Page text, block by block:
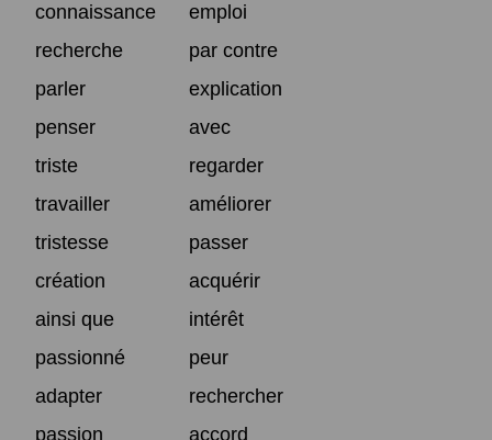
connaissance
emploi
recherche
par contre
parler
explication
penser
avec
triste
regarder
travailler
améliorer
tristesse
passer
création
acquérir
ainsi que
intérêt
passionné
peur
adapter
rechercher
passion
accord